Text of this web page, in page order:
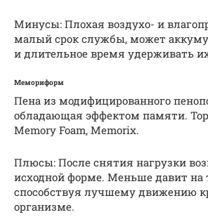
Минусы: Плохая воздухо- и
малый срок службы, может
и длительное время удерживать
Мемориформ
Пена из модифицированного
обладающая эффектом памяти.
Memory Foam, Memorix.
Плюсы: После снятия нагрузки
исходной форме. Меньше давит на
способствуя лучшему движению
организме.